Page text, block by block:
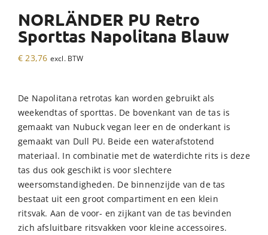
NORLÄNDER PU Retro
Sporttas Napolitana Blauw
€ 23,76 excl. BTW
De Napolitana retrotas kan worden gebruikt als
weekendtas of sporttas. De bovenkant van de tas is
gemaakt van Nubuck vegan leer en de onderkant is
gemaakt van Dull PU. Beide een waterafstotend
materiaal. In combinatie met de waterdichte rits is deze
tas dus ook geschikt is voor slechtere
weersomstandigheden. De binnenzijde van de tas
bestaat uit een groot compartiment en een klein
ritsvak. Aan de voor- en zijkant van de tas bevinden
zich afsluitbare ritsvakken voor kleine accessoires.